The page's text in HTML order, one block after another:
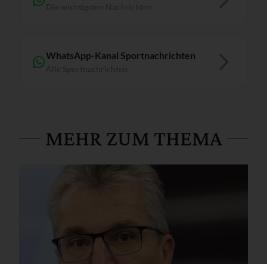
WhatsApp-Kanal Sportnachrichten
MEHR ZUM THEMA